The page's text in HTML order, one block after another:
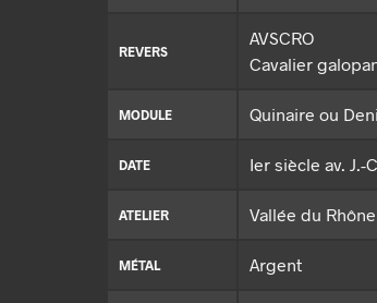
REVERS
AVSCRO
Cavalier
MODULE Quinaire ou
DATE Ier siècle av. J.-
ATELIER Vallée du Rhône
MÉTAL Argent